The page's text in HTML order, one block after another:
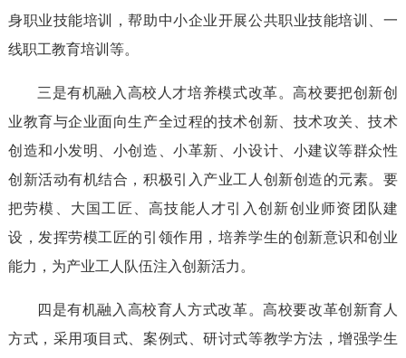
身职业技能培训，帮助中小企业开展公共职业技能培训、一
线职工教育培训等。
三是有机融入高校人才培养模式改革。高校要把创新创
业教育与企业面向生产全过程的技术创新、技术攻关、技术
创造和小发明、小创造、小革新、小设计、小建议等群众性
创新活动有机结合，积极引入产业工人创新创造的元素。要
把劳模、大国工匠、高技能人才引入创新创业师资团队建
设，发挥劳模工匠的引领作用，培养学生的创新意识和创业
能力，为产业工人队伍注入创新活力。
四是有机融入高校育人方式改革。高校要改革创新育人
方式，采用项目式、案例式、研讨式等教学方法，增强学生